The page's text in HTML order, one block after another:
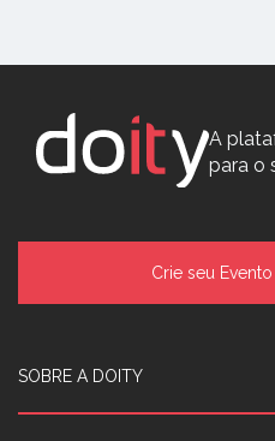
A
para o
Crie seu
SOBRE A DOITY